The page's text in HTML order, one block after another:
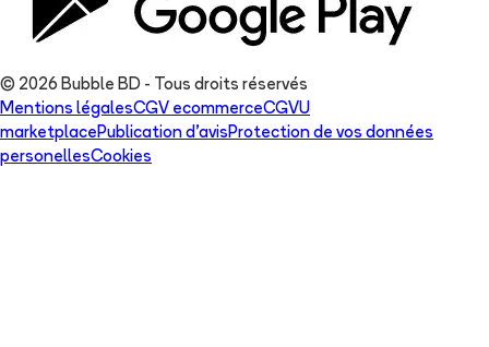
© 2026 Bubble BD - Tous droits réservés
Mentions légalesCGV ecommerceCGVU
marketplacePublication d'avisProtection de vos données
personellesCookies